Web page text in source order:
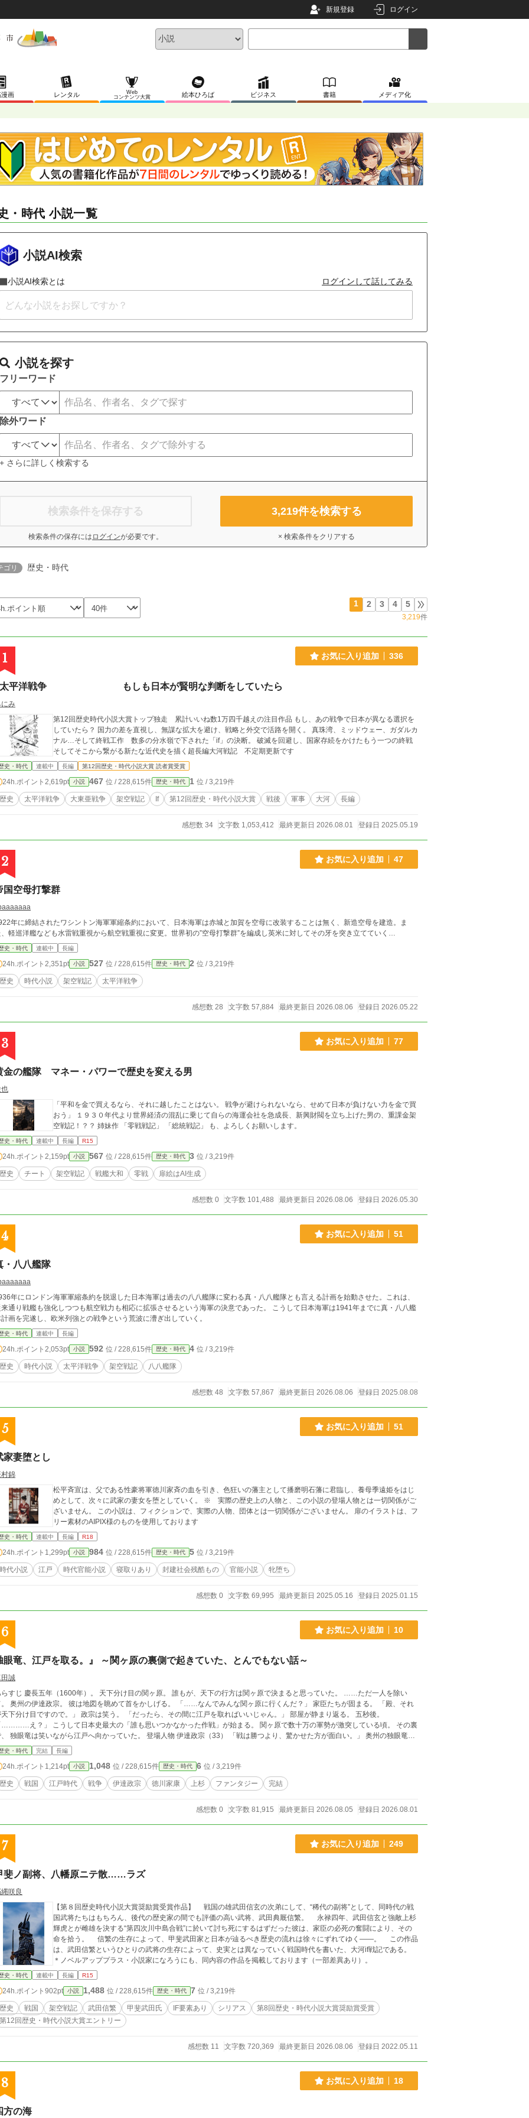
新規登録 ログイン
画 レンタル
Web
コンテンツ大賞
絵本ひろば ビジネス 書籍 メディア化
・時代 小説一覧
小説AI検索
小説AI検索とは ログインして話してみる
小説を探す
フリーワード
除外ワード
+ さらに詳しく検索する
検索条件を保存する
検索条件の保存には ログインが必要です。
3,219件を検索する
× 検索条件をクリアする
ゴリ 歴史・時代
1 2 3 4 5
3,219件
1 お気に入り追加 336
平洋戦争 もしも日本が賢明な判断をしていたら
み
第12回歴史時代小説大賞トップ独走 累計いいね数1万四千越えの注目作品 もし、あの戦争で日本が異なる選択を
していたら？ 国力の差を直視し、無謀な拡大を避け、戦略と外交で活路を開く。 真珠湾、ミッドウェー、ガダルカ
ナル…そして終戦工作 数多の分水嶺で下された「if」の決断。 破滅を回避し、国家存続をかけたもう一つの終戦
そしてそこから繋がる新たな近代史を描く超長編大河戦記 不定期更新です
史・時代 連載中 長編 第12回歴史・時代小説大賞 読者賞受賞
24h.ポイント 2,619pt 小説 467 位 / 228,615件 歴史・時代 1 位 / 3,219件
歴史 太平洋戦争 大東亜戦争 架空戦記 If 第12回歴史・時代小説大賞 戦後 軍事 大河 長編
感想数 34 文字数 1,053,412 最終更新日 2026.08.01 登録日 2025.05.19
2 お気に入り追加 47
国空母打撃群
年に締結されたワシントン海軍軍縮条約において、日本海軍は赤城と加賀を空母に改装することは無く、新造空母を建造。ま
軽巡洋艦なども水雷戦重視から航空戦重視に変更。世界初の”空母打撃群”を編成し英米に対してその牙を突き立てていく…
史・時代 連載中 長編
24h.ポイント 2,351pt 小説 527 位 / 228,615件 歴史・時代 2 位 / 3,219件
歴史 時代小説 架空戦記 太平洋戦争
感想数 28 文字数 57,884 最終更新日 2026.08.06 登録日 2026.05.22
3 お気に入り追加 77
金の艦隊 マネー・パワーで歴史を変える男
「平和を金で買えるなら、それに越したことはない。 戦争が避けられないなら、せめて日本が負けない力を金で買
おう」 １９３０年代より世界経済の混乱に乗じて自らの海運会社を急成長、新興財閥を立ち上げた男の、重課金架
空戦記！？？ 姉妹作 「零戦戦記」 「総統戦記」 も、よろしくお願いします。
史・時代 連載中 長編 R15
24h.ポイント 2,159pt 小説 567 位 / 228,615件 歴史・時代 3 位 / 3,219件
歴史 チート 架空戦記 戦艦大和 零戦 扉絵はAI生成
感想数 0 文字数 101,488 最終更新日 2026.08.06 登録日 2026.05.30
4 お気に入り追加 51
・八八艦隊
年にロンドン海軍軍縮条約を脱退した日本海軍は過去の八八艦隊に変わる真・八八艦隊とも言える計画を始動させた。これは、
通り戦艦も強化しつつも航空戦力も相応に拡張させるという海軍の決意であった。 こうして日本海軍は1941年までに真・八八艦
画を完遂し、欧米列強との戦争という荒波に漕ぎ出していく。
史・時代 連載中 長編
24h.ポイント 2,053pt 小説 592 位 / 228,615件 歴史・時代 4 位 / 3,219件
歴史 時代小説 太平洋戦争 架空戦記 八八艦隊
感想数 48 文字数 57,867 最終更新日 2026.08.06 登録日 2025.08.08
5 お気に入り追加 51
家妻堕とし
錦
松平斉宣は、父である性豪将軍徳川家斉の血を引き、色狂いの藩主として播磨明石藩に君臨し、養母季遠姫をはじ
めとして、次々に武家の妻女を堕としていく。 ※ 実際の歴史上の人物と、この小説の登場人物とは一切関係がご
ざいません。 この小説は、フィクションで、実際の人物、団体とは一切関係がございません。 扉のイラストは、フ
リー素材のAIPIX様のものを使用しております
史・時代 連載中 長編 R18
24h.ポイント 1,299pt 小説 984 位 / 228,615件 歴史・時代 5 位 / 3,219件
時代小説 江戸 時代官能小説 寝取りあり 封建社会残酷もの 官能小説 牝堕ち
感想数 0 文字数 69,995 最終更新日 2025.05.16 登録日 2025.01.15
6 お気に入り追加 10
眼竜、江戸を取る。』 ～関ヶ原の裏側で起きていた、とんでもない話～
誠
下分け目の関ヶ原。 誰もが、天下の行方は関ヶ原で決まると思っていた。 ……ただ一人を除い
原に行くんだ？」 家臣たちが固まる。 「殿、それ
目ですので。」 政宗は笑う。 「だったら、その間に江戸を取ればいいじゃん。」 部屋が静まり返る。 五秒後。
して日本史最大の「誰も思いつかなかった作戦」が始まる。 関ヶ原で数十万の軍勢が激突している頃。 その裏
勝つより、驚かせた方が面白い。」 奥州の独眼竜。
転が速すぎて、周囲が付いていけない。 毎回作戦会議が漫才になる。 口癖。 「それ、普通すぎる。」 徳川家康（58） 「また
ぁ！！」 日本一胃痛が似合う男。 毎日胃薬。 政宗の報告が届くたびに寿命が縮む。 側近の本多正信からは、 「殿、胃
。」 が挨拶になっている。 石田三成（40） 「計画通りです。」 と言い続ける西軍総司令。 ただし、 計画通りに動い
人だけ。 毎日胃が痛い。 「誰か予定表通りに動いてください！」 が口癖。 上杉景勝 喋らない。 しかし政宗だけは何を
分かる。 政宗 「景勝さん、江戸行く？」 景勝 「……。」 政宗 「よし、賛成だな。」 家臣 「いや今何も言ってませ
う。 真田幸村 父を見る。 政宗を見る。 「……この人たち絶対楽しんでる。」 唯一の常識人。
史・時代 完結 長編
24h.ポイント 1,214pt 小説 1,048 位 / 228,615件 歴史・時代 6 位 / 3,219件
歴史 戦国 江戸時代 戦争 伊達政宗 徳川家康 上杉 ファンタジー 完結
感想数 0 文字数 81,915 最終更新日 2026.08.05 登録日 2026.08.01
7 お気に入り追加 249
斐ノ副将、八幡原ニテ散……ラズ
咲良
【第８回歴史時代小説大賞奨励賞受賞作品】 戦国の雄武田信玄の次弟にして、“稀代の副将”として、同時代の戦
国武将たちはもちろん、後代の歴史家の間でも評価の高い武将、武田典厩信繁。 永禄四年、武田信玄と強敵上杉
輝虎とが雌雄を決する“第四次川中島合戦”に於いて討ち死にするはずだった彼は、家臣の必死の奮闘により、その
命を拾う。 信繁の生存によって、甲斐武田家と日本が辿るべき歴史の流れは徐々にずれてゆく――。 この作品
は、武田信繁というひとりの武将の生存によって、史実とは異なっていく戦国時代を書いた、大河if戦記である。
＊ノベルアッププラス・小説家になろうにも、同内容の作品を掲載しております（一部差異あり）。
史・時代 連載中 長編 R15
24h.ポイント 902pt 小説 1,488 位 / 228,615件 歴史・時代 7 位 / 3,219件
歴史 戦国 架空戦記 武田信繁 甲斐武田氏 IF要素あり シリアス
第8回歴史・時代小説大賞奨励賞受賞
第12回歴史・時代小説大賞エントリー
感想数 11 文字数 720,369 最終更新日 2026.08.06 登録日 2022.05.11
8 お気に入り追加 18
方の海